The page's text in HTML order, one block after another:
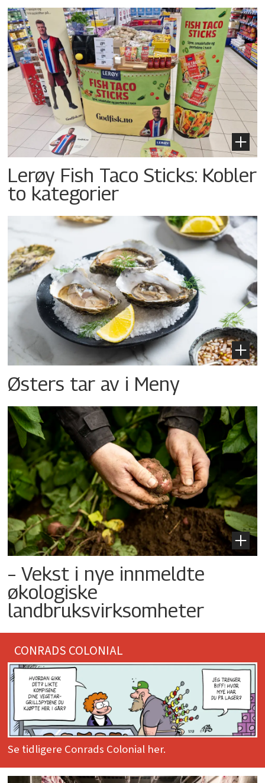
Lerøy Fish Taco Sticks: Kobler
to kategorier
Østers tar av i Meny
– Vekst i nye innmeldte
økologiske
landbruksvirksomheter
CONRADS COLONIAL
Se tidligere Conrads Colonial her.